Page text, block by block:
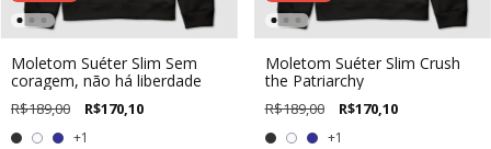
Moletom Suéter Slim Sem
coragem, não há liberdade
R$189,00 R$170,10
+1
Moletom Suéter Slim Crush
the Patriarchy
R$189,00 R$170,10
+1